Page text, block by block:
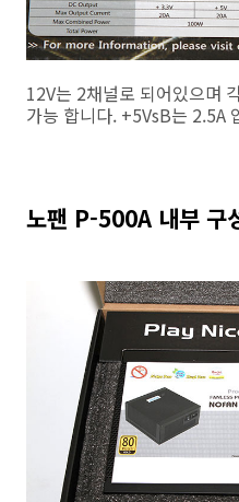
12V는 2채널로 되어있으며
가능 합니다. +5VsB는 2.5A
노팬 P-500A 내부 구